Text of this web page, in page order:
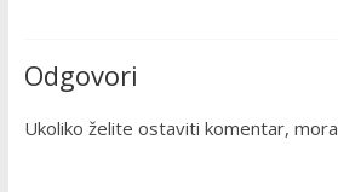
Odgovori
Ukoliko želite ostaviti komentar,